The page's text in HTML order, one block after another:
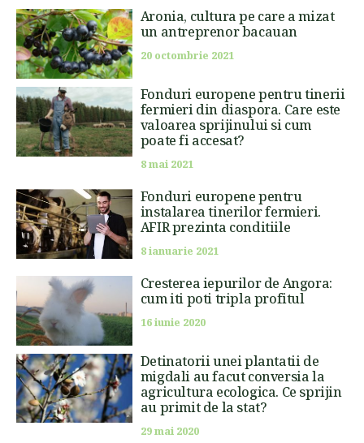
Aronia, cultura pe care a mizat
un antreprenor bacauan
20 octombrie 2021
Fonduri europene pentru tinerii
fermieri din diaspora. Care este
valoarea sprijinului si cum
poate fi accesat?
8 mai 2021
Fonduri europene pentru
instalarea tinerilor fermieri.
AFIR prezinta conditiile
8 ianuarie 2021
Cresterea iepurilor de Angora:
cum iti poti tripla profitul
16 iunie 2020
Detinatorii unei plantatii de
migdali au facut conversia la
agricultura ecologica. Ce sprijin
au primit de la stat?
29 mai 2020